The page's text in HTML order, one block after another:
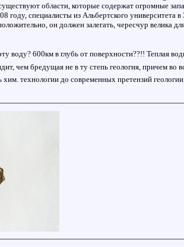
области, которые содержат огромные
году, специалисты из Альбертского
он должен залегать, чересчур велика
воду? 600км в глубь от поверхности??!! Теплая
чем бредущая не в ту степь геология, причем во
технологии до современных претензий